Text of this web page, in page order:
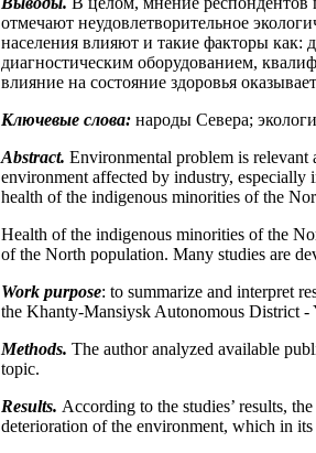
отмечают неудовлетворительное
населения влияют и такие факторы
диагностическим оборудованием,
влияние на состояние здоровья
Ключевые слова: народы Севера;
Abstract. Environmental problem is relevant
environment affected by industry,
health of the indigenous minorities of the
Health of the indigenous minorities of the
of the North population. Many studies are
Work purpose: to summarize and interpret
the Khanty-Mansiysk Autonomous District -
Methods. The author analyzed available
topic.
Results. According to the studies’ results,
deterioration of the environment, which in